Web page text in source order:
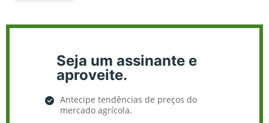
Seja um assinante e
aproveite.
Antecipe tendências de preços do
mercado agrícola.